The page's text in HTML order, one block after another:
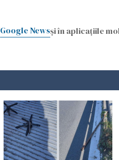
Google Newsși în aplicațiile